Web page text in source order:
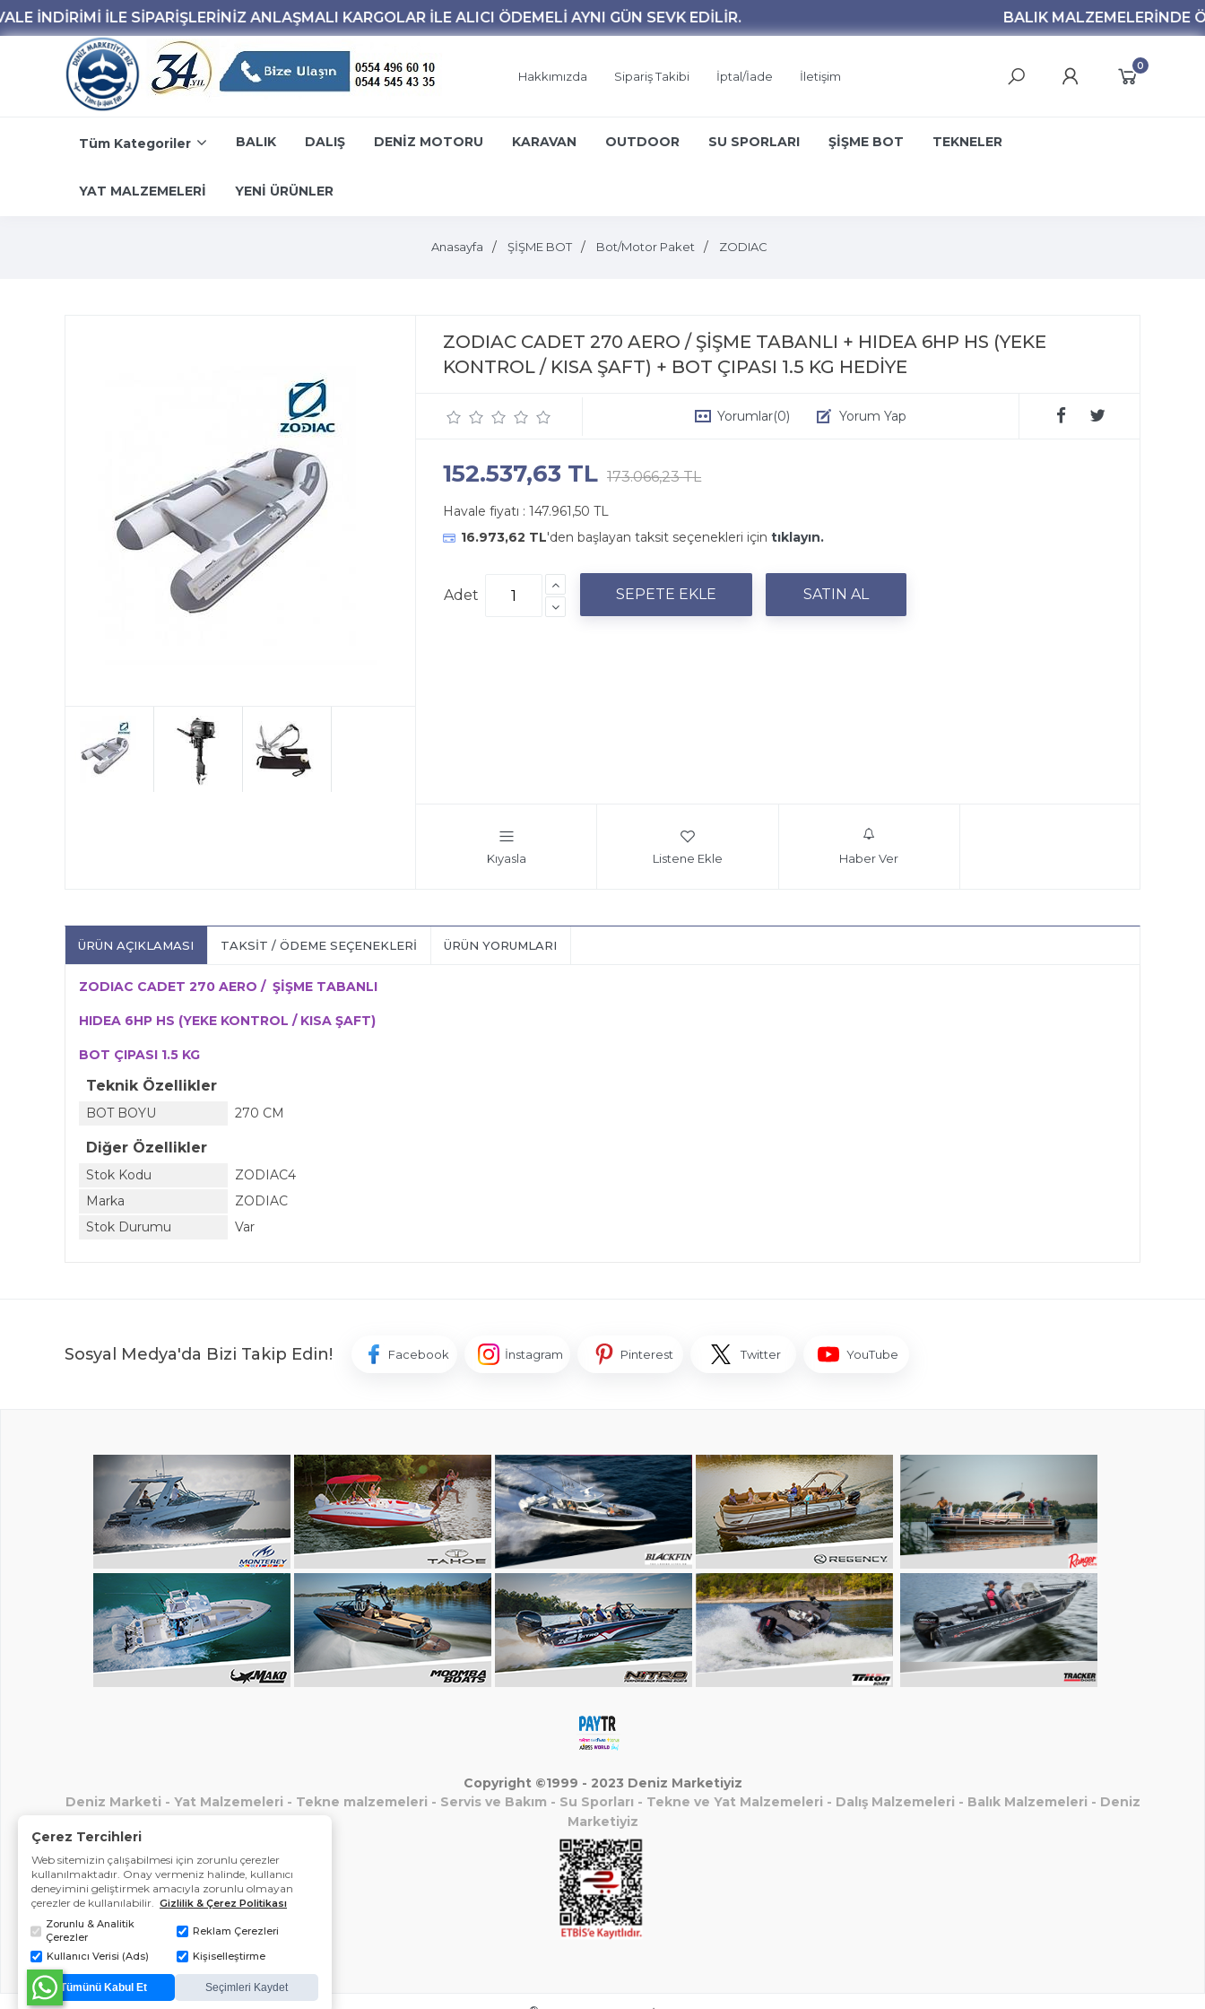
Hakkımızda Sipariş Takibi İptal/İade İletişim
0
Tüm Kategoriler BALIK DALIŞ DENİZ MOTORU KARAVAN OUTDOOR SU SPORLARI ŞİŞME BOT TEKNELER
YAT MALZEMELERİ YENİ ÜRÜNLER
Anasayfa ŞİŞME BOT Bot/Motor Paket ZODIAC
ZODIAC CADET 270 AERO / ŞİŞME TABANLI + HIDEA 6HP HS (YEKE
KONTROL / KISA ŞAFT) + BOT ÇIPASI 1.5 KG HEDİYE
Yorumlar(0) Yorum Yap
152.537,63 TL 173.066,23 TL
Havale fiyatı : 147.961,50 TL
16.973,62 TL'den başlayan taksit seçenekleri için tıklayın.
Adet
Kıyasla Listene Ekle Haber Ver
ÜRÜN AÇIKLAMASI TAKSIT / ÖDEME SEÇENEKLERI ÜRÜN YORUMLARI
ZODIAC CADET 270 AERO / ŞİŞME TABANLI
HIDEA 6HP HS (YEKE KONTROL / KISA ŞAFT)
BOT ÇIPASI 1.5 KG
Teknik Özellikler
BOT BOYU 270 CM
Diğer Özellikler
Stok Kodu
ZODIAC4
Marka
ZODIAC
Stok Durumu
Var
Sosyal Medya'da Bizi Takip Edin! Facebook İnstagram Pinterest Twitter YouTube
Copyright ©1999 - 2023 Deniz Marketiyiz
Deniz Marketi - Yat Malzemeleri - Tekne malzemeleri - Servis ve Bakım - Su Sporları - Tekne ve Yat Malzemeleri - Dalış Malzemeleri - Balık Malzemeleri - Deniz
Marketiyiz
Çerez Tercihleri
Web sitemizin çalışabilmesi için zorunlu çerezler
kullanılmaktadır. Onay vermeniz halinde, kullanıcı
deneyimini geliştirmek amacıyla zorunlu olmayan
çerezler de kullanılabilir. Gizlilik & Çerez Politikası
Zorunlu & Analitik
Çerezler
Reklam Çerezleri
Kullanıcı Verisi (Ads) Kişiselleştirme
Tümünü Kabul Et Seçimleri Kaydet